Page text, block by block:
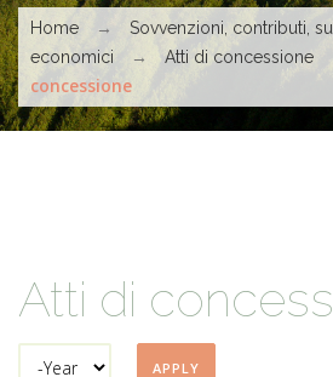
You are here
Home →
Sovvenzioni, contributi,
economici
→ Atti di concessione
concessione
Atti di
Year